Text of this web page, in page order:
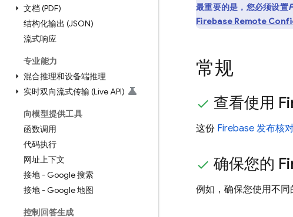
文档 (PDF)
结构化输出 (JSON)
流式响应
专业能力
混合推理和设备端推理
实时双向流式传输 (Live API)
向模型提供工具
函数调用
代码执行
网址上下文
接地 - Google 搜索
接地 - Google 地图
控制回答生成
最重要的是，您必须设置
Firebase Remote
常规
查看使用
这份 Firebase 发布核
确保您的
例如，确保您使用不